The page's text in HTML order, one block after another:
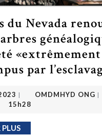
du Nevada
«extrêmement
par
| OMDMHYD ONG |
15h28
PLUSEN SAVOIR PLUS